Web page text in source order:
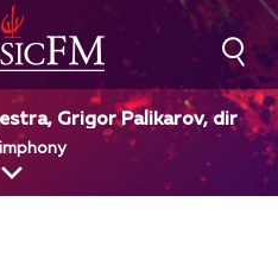
Grigor Palikarov, dir